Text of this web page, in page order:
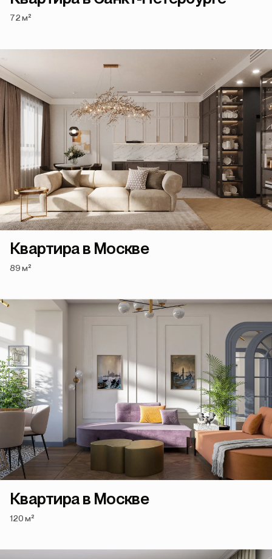
72 м²
Квартира в Москве
89 м²
Квартира в Москве
120 м²